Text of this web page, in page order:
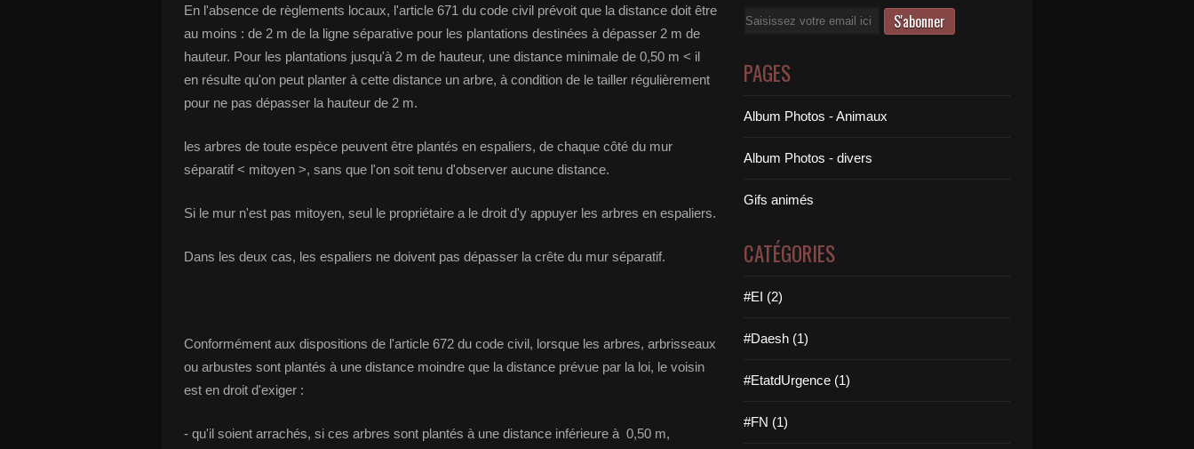
En l'absence de règlements locaux, l'article 671 du code civil prévoit que la distance doit être
au moins : de 2 m de la ligne séparative pour les plantations destinées à dépasser 2 m de
hauteur. Pour les plantations jusqu'à 2 m de hauteur, une distance minimale de 0,50 m < il
en résulte qu'on peut planter à cette distance un arbre, à condition de le tailler régulièrement
pour ne pas dépasser la hauteur de 2 m.
les arbres de toute espèce peuvent être plantés en espaliers, de chaque côté du mur
séparatif < mitoyen >, sans que l'on soit tenu d'observer aucune distance.
Si le mur n'est pas mitoyen, seul le propriétaire a le droit d'y appuyer les arbres en espaliers.
Dans les deux cas, les espaliers ne doivent pas dépasser la crête du mur séparatif.
Conformément aux dispositions de l'article 672 du code civil, lorsque les arbres, arbrisseaux
ou arbustes sont plantés à une distance moindre que la distance prévue par la loi, le voisin
est en droit d'exiger :
- qu'il soient arrachés, si ces arbres sont plantés à une distance inférieure à 0,50 m,
Email
PAGES
Album Photos - Animaux
Album Photos - divers
Gifs animés
CATÉGORIES
#EI (2)
#Daesh (1)
#EtatdUrgence (1)
#FN (1)